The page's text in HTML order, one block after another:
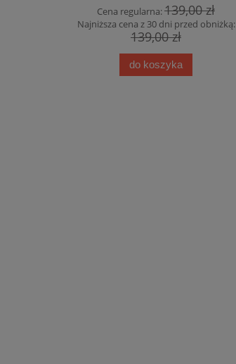
Cena regularna:139,00 zł
Najniższa cena z 30 dni przed obniżką:
139,00 zł
do koszyka